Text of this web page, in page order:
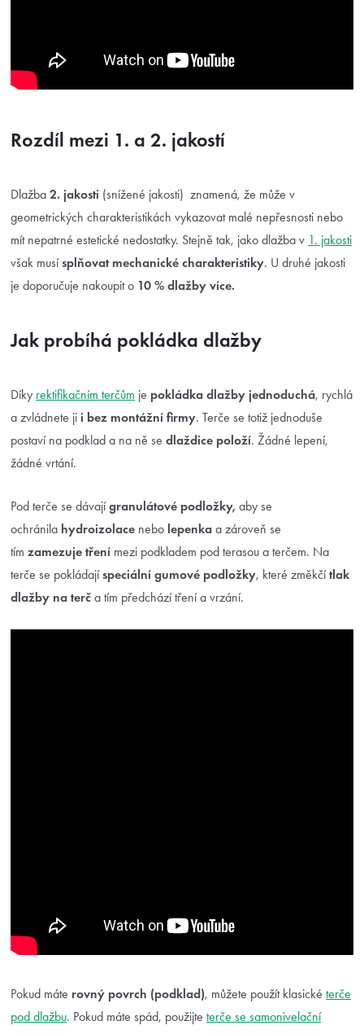
Rozdíl mezi 1. a 2. jakostí
Dlažba 2. jakosti (snížené jakosti) znamená, že může v
geometrických charakteristikách vykazovat malé nepřesnosti nebo
mít nepatrné estetické nedostatky. Stejně tak, jako dlažba v 1. jakosti
však musísplňovat mechanické charakteristiky. U druhé jakosti
je doporučuje nakoupit o 10 % dlažby více.
Jak probíhá pokládka dlažby
Díky rektifikačním terčům je pokládka dlažby jednoduchá, rychlá
a zvládnete ji i bez montážní firmy. Terče se totiž jednoduše
postaví na podklad a na ně se dlaždice položí. Žádné lepení,
žádné vrtání.
Pod terče se dávajígranulátové podložky, aby se
ochránila hydroizolace nebo lepenka a zároveň se
tím zamezuje tření mezi podkladem pod terasou a terčem. Na
terče se pokládajíspeciální gumové podložky, které změkčítlak
dlažby na terč a tím předchází tření a vrzání.
Pokud máte rovný povrch (podklad), můžete použít klasické terče
pod dlažbu. Pokud máte spád, použijte terče se samonivelační